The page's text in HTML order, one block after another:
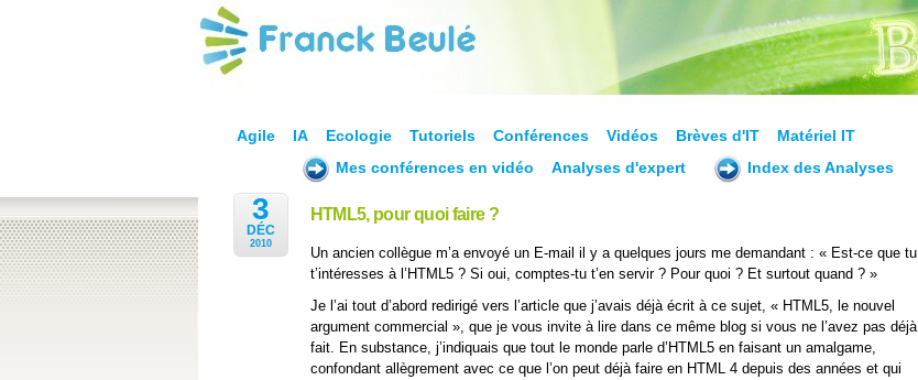
Agile IA Ecologie Tutoriels Conférences Vidéos Brèves d'IT
Matériel IT
Mes conférences en vidéo
Analyses d'expert Index des Analyses
3
DÉC
2010
HTML5, pour quoi faire ?
Un ancien collègue m’a envoyé un E-mail il y a quelques jours me demandant : « Est-ce que tu
t’intéresses à l’HTML5 ? Si oui, comptes-tu t’en servir ? Pour quoi ? Et surtout quand ? »
Je l’ai tout d’abord redirigé vers l’article que j’avais déjà écrit à ce sujet, « HTML5, le nouvel
argument commercial », que je vous invite à lire dans ce même blog si vous ne l’avez pas déjà
fait. En substance, j’indiquais que tout le monde parle d’HTML5 en faisant un amalgame,
confondant allègrement avec ce que l’on peut déjà faire en HTML 4 depuis des années et qui